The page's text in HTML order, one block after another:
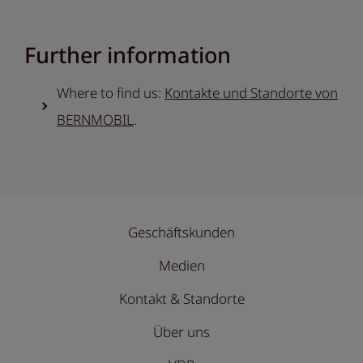
Further information
Where to find us: Kontakte und Standorte von
BERNMOBIL.
Geschäftskunden
Medien
Kontakt & Standorte
Über uns